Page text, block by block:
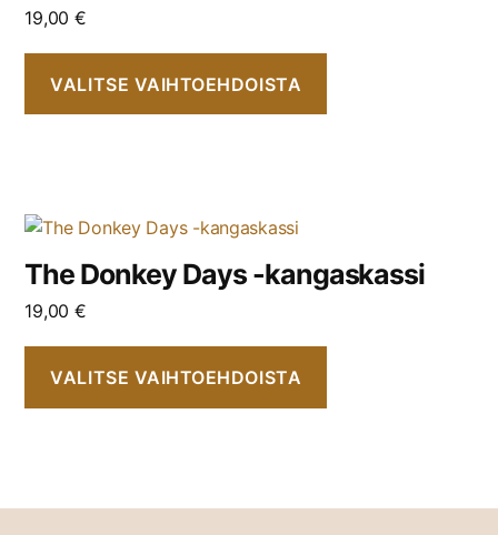
19,00 €
VALITSE VAIHTOEHDOISTA
The Donkey Days -kangaskassi
19,00 €
VALITSE VAIHTOEHDOISTA